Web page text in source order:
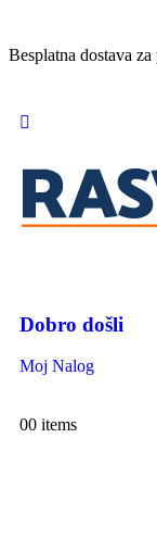
Besplatna dostava
Dobro došli
Moj Nalog
00 items